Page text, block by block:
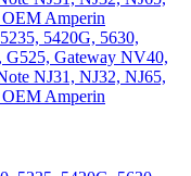
5420G, 5630,
G525, Gateway NV40,
NJ31, NJ32, NJ65,
Amperin